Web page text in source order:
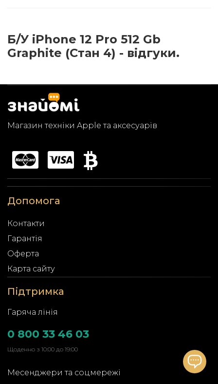
Б/У iPhone 12 Pro 512 Gb
Graphite (Стан 4) - відгуки.
Магазин техніки Apple та аксесуарів
Допомога
Контакти
Гарантія
Оферта
Карта сайту
Підтримка
Гаряча лінія
0 800 33 46 03
Щоденно з 10:00 до 19:00
Месенджери та соцмережі